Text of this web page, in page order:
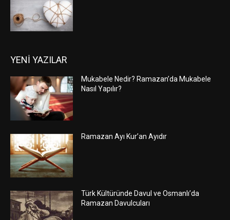
YENİ YAZILAR
Mukabele Nedir? Ramazan’da Mukabele
Nasıl Yapılır?
Ramazan Ayı Kur’an Ayıdır
Türk Kültüründe Davul ve Osmanlı’da
Ramazan Davulcuları